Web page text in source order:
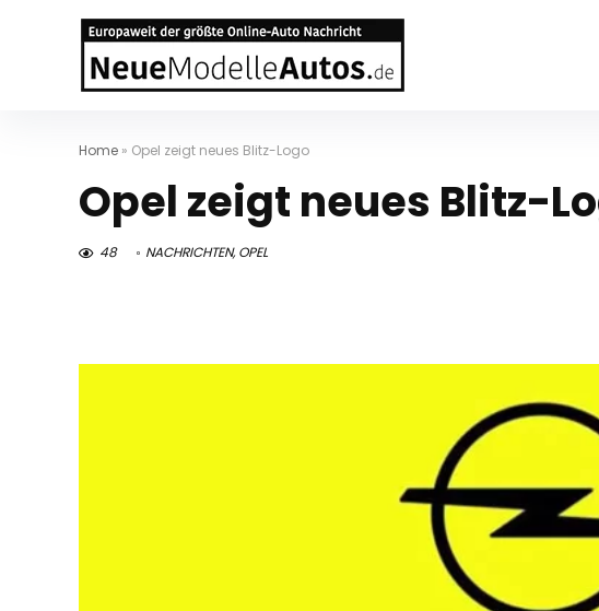
Home » Opel zeigt neues Blitz-Logo
Opel zeigt neues Blitz-
48 NACHRICHTEN,OPEL